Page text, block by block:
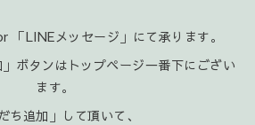
「LINEメッセージ」にて承ります。
ボタンはトップページ一番下にござい
ます。
ち追加」して頂いて、